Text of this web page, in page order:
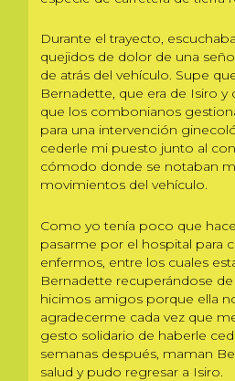
Durante el trayecto,
quejidos de dolor de una
de atrás del vehículo. Supe
Bernadette, que era de Isiro y
que los combonianos
para una intervención
cederle mi puesto junto al
cómodo donde se notaban
movimientos del vehículo.
Como yo tenía poco que
pasarme por el hospital para
enfermos, entre los cuales
Bernadette recuperándose
hicimos amigos porque ella
agradecerme cada vez que
gesto solidario de haberle
semanas después, maman
salud y pudo regresar a Isiro.